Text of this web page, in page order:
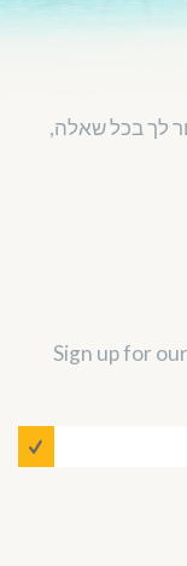
לך בכל שאלה,
Sign up for